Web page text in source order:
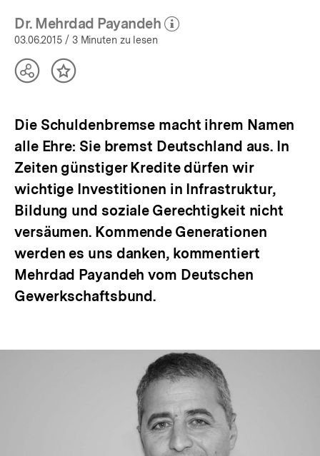
Dr. Mehrdad Payandeh
(Mehr zum Autor)
03.06.2015 / 3 Minuten zu lesen
TeilenInhalt
Die Schuldenbremse macht ihrem Namen
alle Ehre: Sie bremst Deutschland aus. In
Zeiten günstiger Kredite dürfen wir
wichtige Investitionen in Infrastruktur,
Bildung und soziale Gerechtigkeit nicht
versäumen. Kommende Generationen
werden es uns danken, kommentiert
Mehrdad Payandeh vom Deutschen
Gewerkschaftsbund.